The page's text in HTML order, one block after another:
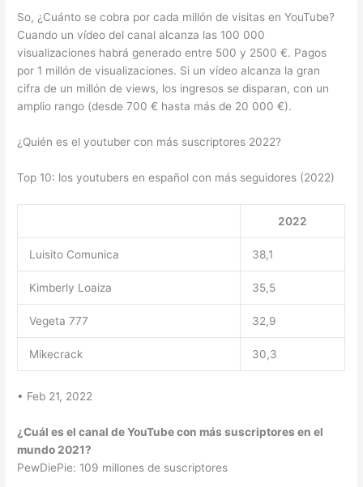
So, ¿Cuánto se cobra por cada millón de visitas en YouTube?
Cuando un vídeo del canal alcanza las 100 000
visualizaciones habrá generado entre 500 y 2500 €. Pagos
por 1 millón de visualizaciones. Si un vídeo alcanza la gran
cifra de un millón de views, los ingresos se disparan, con un
amplio rango (desde 700 € hasta más de 20 000 €).
¿Quién es el youtuber con más suscriptores 2022?
Top 10: los youtubers en español con más seguidores (2022)
2022
Luisito Comunica 38,1
Kimberly Loaiza 35,5
Vegeta 777 32,9
Mikecrack 30,3
• Feb 21, 2022
¿Cuál es el canal de YouTube con más suscriptores en el
mundo 2021?
PewDiePie: 109 millones de suscriptores